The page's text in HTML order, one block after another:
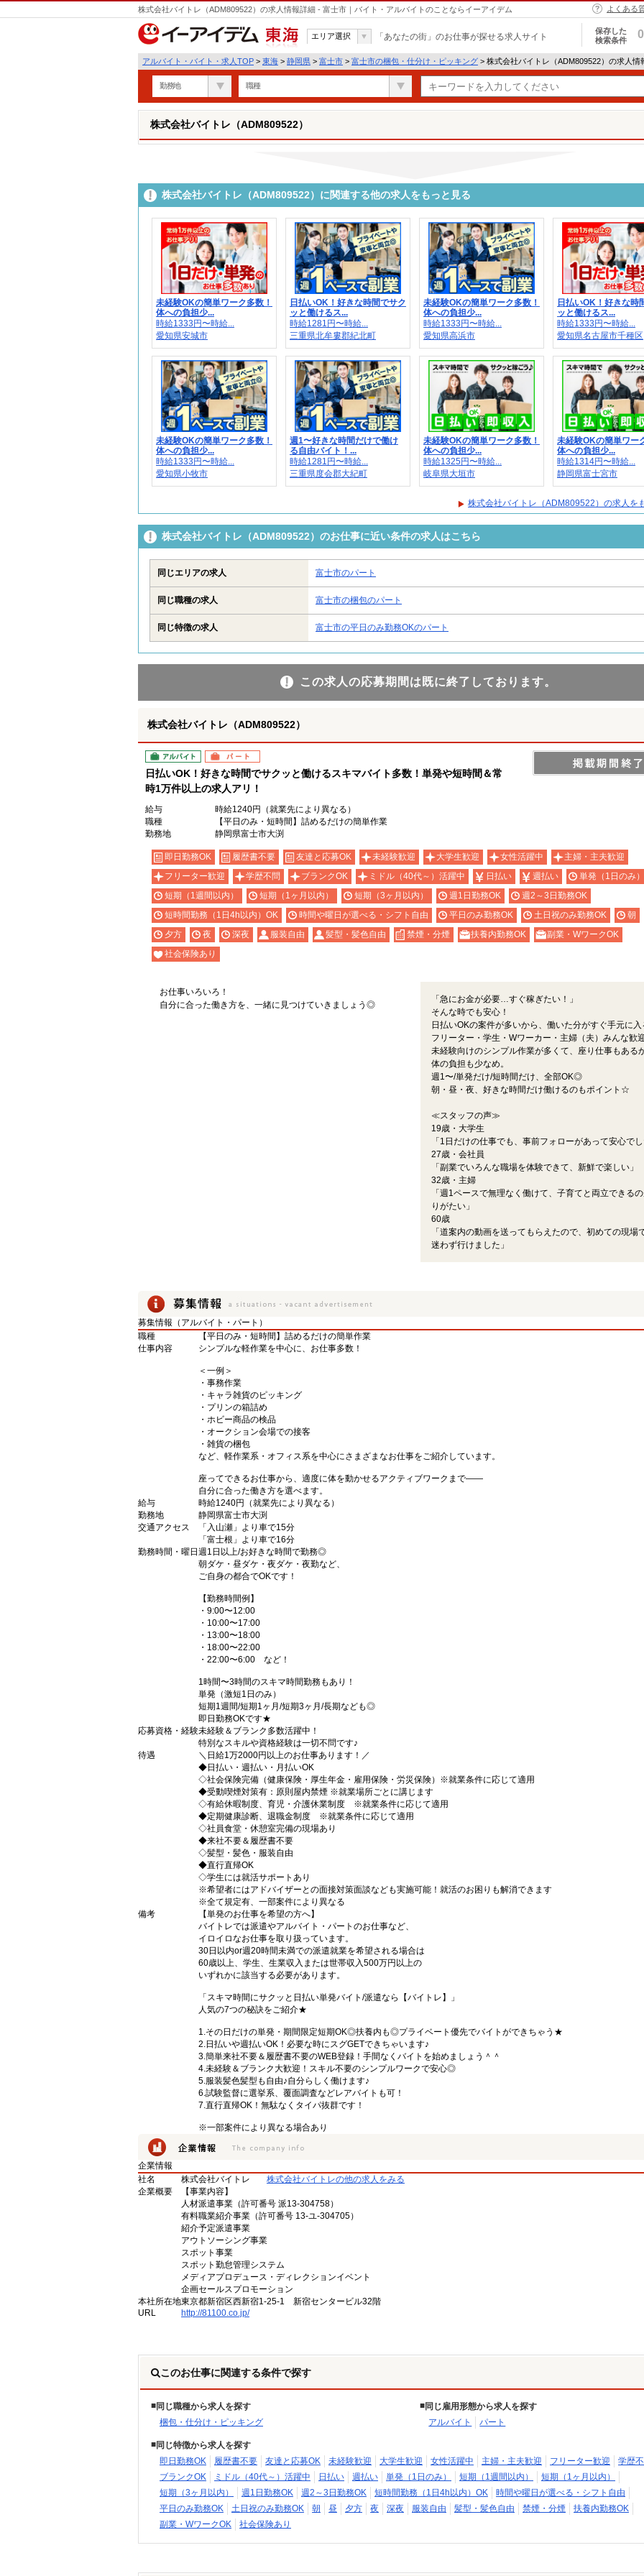
株式会社バイトレ（ADM809522）の求人情報詳細 - 富士市｜バイト・アルバイトのことならイーアイデム よくある
東海
エリア選択 「あなたの街」のお仕事が探せる求人サイト
保存した
検索条件
0
アルバイト・バイト・求人TOP > 東海 > 静岡県 > 富士市 > 富士市の梱包・仕分け・ピッキング > 株式会社バイトレ（ADM809522）の求人情
勤務地 職種
株式会社バイトレ（ADM809522）
株式会社バイトレ（ADM809522）に関連する他の求人をもっと見る
未経験OKの簡単ワーク多数！
体への負担少...
時給1333円〜時給...
愛知県安城市
日払いOK！好きな時間でサク
ッと働けるス...
時給1281円〜時給...
三重県北牟婁郡紀北町
未経験OKの簡単ワーク多数！
体への負担少...
時給1333円〜時給...
愛知県高浜市
日払いOK！好きな時
ッと働けるス...
時給1333円〜時給...
愛知県名古屋市千種区
未経験OKの簡単ワーク多数！
体への負担少...
時給1333円〜時給...
愛知県小牧市
週1〜好きな時間だけで働け
る自由バイト！...
時給1281円〜時給...
三重県度会郡大紀町
未経験OKの簡単ワーク多数！
体への負担少...
時給1325円〜時給...
岐阜県大垣市
未経験OKの簡単ワー
体への負担少...
時給1314円〜時給...
静岡県富士宮市
株式会社バイトレ（ADM809522）の求人を
株式会社バイトレ（ADM809522）のお仕事に近い条件の求人はこちら
同じエリアの求人 富士市のパート
同じ職種の求人 富士市の梱包のパート
同じ特徴の求人 富士市の平日のみ勤務OKのパート
この求人の応募期間は既に終了しております。
株式会社バイトレ（ADM809522）
アルバイト パート
日払いOK！好きな時間でサクッと働けるスキマバイト多数！単発や短時間＆常
時1万件以上の求人アリ！
給与
時給1240円（就業先により異なる）
職種
【平日のみ・短時間】詰めるだけの簡単作業
勤務地
静岡県富士市大渕
即日勤務OK 履歴書不要 友達と応募OK 未経験歓迎 大学生歓迎 女性活躍中
主婦・主夫歓迎
フリーター歓迎
学歴不問 ブランクOK ミドル（40代～）活躍中 日払い 週払い
単発（1日のみ）
短期（1週間以内）
短期（1ヶ月以内） 短期（3ヶ月以内） 週1日勤務OK
週2～3日勤務OK
短時間勤務（1日4h以内）OK
時間や曜日が選べる・シフト自由 平日のみ勤務OK 土日祝のみ勤務OK
朝
夕方
夜 深夜 服装自由 髪型・髪色自由 禁煙・分煙 扶養内勤務OK
副業・WワークOK
社会保険あり
お仕事いろいろ！
自分に合った働き方を、一緒に見つけていきましょう◎
「急にお金が必要…すぐ稼ぎたい！」
そんな時でも安心！
日払いOKの案件が多いから、働いた分がすぐ手元に入
フリーター・学生・Wワーカー・主婦（夫）みんな歓
未経験向けのシンプル作業が多くて、座り仕事もある
体の負担も少なめ。
週1〜/単発だけ/短時間だけ、全部OK◎
朝・昼・夜、好きな時間だけ働けるのもポイント☆
≪スタッフの声≫
19歳・大学生
「1日だけの仕事でも、事前フォローがあって安心で
27歳・会社員
「副業でいろんな職場を体験できて、新鮮で楽しい」
32歳・主婦
「週1ペースで無理なく働けて、子育てと両立できる
りがたい」
60歳
「道案内の動画を送ってもらえたので、初めての現場
迷わず行けました」
募集情報（アルバイト・パート）
職種
【平日のみ・短時間】詰めるだけの簡単作業
仕事内容
シンプルな軽作業を中心に、お仕事多数！
＜一例＞
・事務作業
・キャラ雑貨のピッキング
・プリンの箱詰め
・ホビー商品の検品
・オークション会場での接客
・雑貨の梱包
など、軽作業系・オフィス系を中心にさまざまなお仕事をご紹介しています。
座ってできるお仕事から、適度に体を動かせるアクティブワークまで――
自分に合った働き方を選べます。
給与
時給1240円（就業先により異なる）
勤務地
静岡県富士市大渕
交通アクセス
「入山瀬」より車で15分
「富士根」より車で16分
勤務時間・曜日 週1日以上/お好きな時間で勤務◎
朝ダケ・昼ダケ・夜ダケ・夜勤など、
ご自身の都合でOKです！
【勤務時間例】
・9:00〜12:00
・10:00〜17:00
・13:00〜18:00
・18:00〜22:00
・22:00〜6:00 など！
1時間〜3時間のスキマ時間勤務もあり！
単発（激短1日のみ）
短期1週間/短期1ヶ月/短期3ヶ月/長期なども◎
即日勤務OKです★
応募資格・経験未経験＆ブランク多数活躍中！
特別なスキルや資格経験は一切不問です♪
待遇
＼日給1万2000円以上のお仕事あります！／
◆日払い・週払い・月払いOK
◇社会保険完備（健康保険・厚生年金・雇用保険・労災保険）※就業条件に応じて適用
◆受動喫煙対策有：原則屋内禁煙 ※就業場所ごとに講じます
◇有給休暇制度、育児・介護休業制度 ※就業条件に応じて適用
◆定期健康診断、退職金制度 ※就業条件に応じて適用
◇社員食堂・休憩室完備の現場あり
◆来社不要＆履歴書不要
◇髪型・髪色・服装自由
◆直行直帰OK
◇学生には就活サポートあり
※希望者にはアドバイザーとの面接対策面談なども実施可能！就活のお困りも解消できます
※全て規定有、一部案件により異なる
備考
【単発のお仕事を希望の方へ】
バイトレでは派遣やアルバイト・パートのお仕事など、
イロイロなお仕事を取り扱っています。
30日以内or週20時間未満での派遣就業を希望される場合は
60歳以上、学生、生業収入または世帯収入500万円以上の
いずれかに該当する必要があります。
「スキマ時間にサクッと日払い単発バイト/派遣なら【バイトレ】」
人気の7つの秘訣をご紹介★
1.その日だけの単発・期間限定短期OK◎扶養内も◎プライベート優先でバイトができちゃう★
2.日払いや週払いOK！必要な時にスグGETできちゃいます♪
3.簡単来社不要＆履歴書不要のWEB登録！手間なくバイトを始めましょう＾＾
4.未経験＆ブランク大歓迎！スキル不要のシンプルワークで安心◎
5.服装髪色髪型も自由♪自分らしく働けます♪
6.試験監督に選挙系、覆面調査などレアバイトも可！
7.直行直帰OK！無駄なくタイパ抜群です！
※一部案件により異なる場合あり
企業情報
社名
株式会社バイトレ
株式会社バイトレの他の求人をみる
企業概要
【事業内容】
人材派遣事業（許可番号 派13-304758）
有料職業紹介事業（許可番号 13-ユ-304705）
紹介予定派遣事業
アウトソーシング事業
スポット事業
スポット勤怠管理システム
メディアプロデュース・ディレクションイベント
企画セールスプロモーション
本社所在地東京都新宿区西新宿1-25-1 新宿センタービル32階
URL
http://81100.co.jp/
このお仕事に関連する条件で探す
同じ職種から求人を探す
梱包・仕分け・ピッキング
同じ雇用形態から求人を探す
アルバイト
パート
同じ特徴から求人を探す
即日勤務OK
履歴書不要 友達と応募OK 未経験歓迎 大学生歓迎 女性活躍中 主婦・主夫歓迎 フリーター歓迎
学歴
ブランクOK
ミドル（40代～）活躍中 日払い 週払い 単発（1日のみ） 短期（1週間以内）
短期（1ヶ月以内）
短期（3ヶ月以内）
週1日勤務OK 週2～3日勤務OK 短時間勤務（1日4h以内）OK
時間や曜日が選べる・シフト自由
平日のみ勤務OK
土日祝のみ勤務OK 朝 昼 夕方 夜 深夜 服装自由 髪型・髪色自由 禁煙・分煙
扶養内勤務OK
副業・WワークOK
社会保険あり